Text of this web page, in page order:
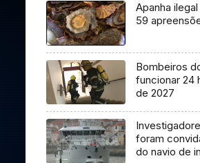
Apanha
59
Bombeiros
funcionar 24
de 2027
foram
do navio de